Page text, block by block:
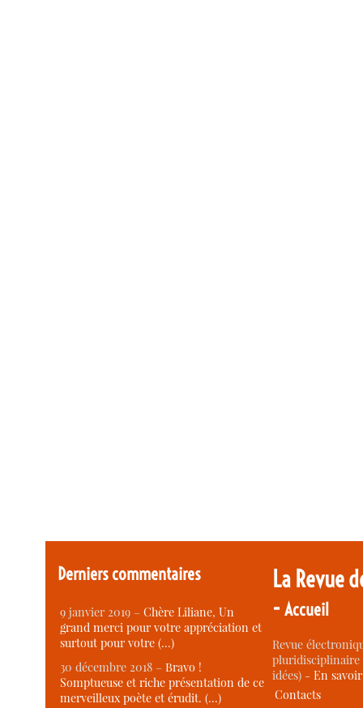
Derniers commentaires
9 janvier 2019 –Chère Liliane, Un
grand merci pour votre appréciation et
surtout pour votre (…)
30 décembre 2018 –Bravo !
Somptueuse et riche présentation de ce
merveilleux poète et érudit. (…)
La Revue
-Accueil
Revue
idées) -En
Contacts